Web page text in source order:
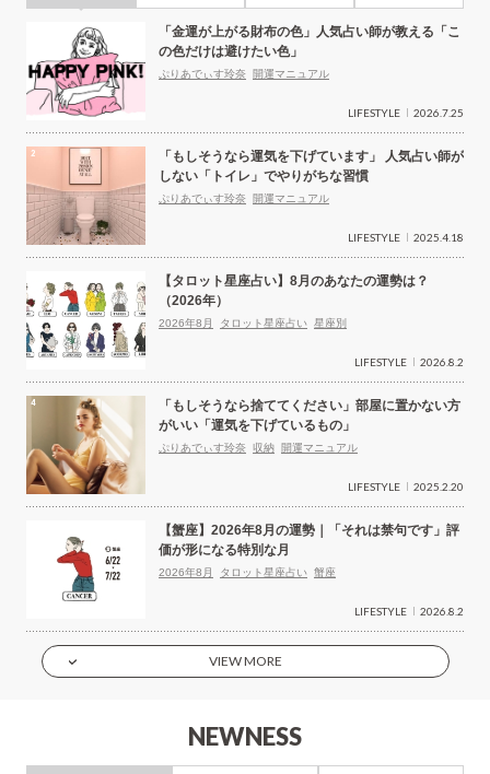
「金運が上がる財布の色」人気占い師が教える「こ
の色だけは避けたい色」
ぷりあでぃす玲奈 開運マニュアル
LIFESTYLE 2026.7.25
「もしそうなら運気を下げています」 人気占い師が
しない「トイレ」でやりがちな習慣
ぷりあでぃす玲奈 開運マニュアル
LIFESTYLE 2025.4.18
【タロット星座占い】8月のあなたの運勢は？
（2026年）
2026年8月 タロット星座占い 星座別
LIFESTYLE 2026.8.2
「もしそうなら捨ててください」部屋に置かない方
がいい「運気を下げているもの」
ぷりあでぃす玲奈 収納 開運マニュアル
LIFESTYLE 2025.2.20
【蟹座】2026年8月の運勢｜「それは禁句です」評
価が形になる特別な月
2026年8月 タロット星座占い 蟹座
LIFESTYLE 2026.8.2
VIEW MORE
NEWNESS